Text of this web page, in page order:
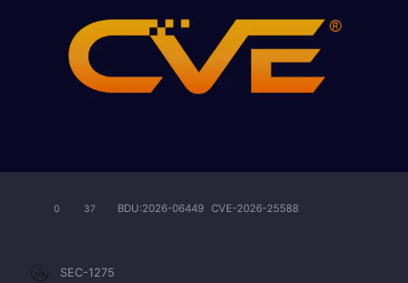
0 37 BDU:2026-06449 CVE-2026-25588
SEC-1275